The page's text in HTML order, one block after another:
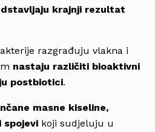
krajnji rezultat
razgrađuju vlakna i
nastaju različiti bioaktivni
postbiotici.
masne kiseline,
spojevi koji sudjeluju u